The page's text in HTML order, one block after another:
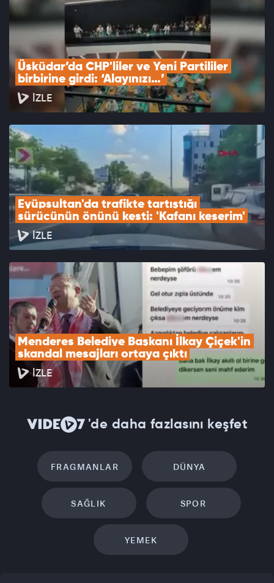
Üsküdar’da CHP'liler ve Yeni Partililer
birbirine girdi: ‘Alayınızı…’
İZLE
Eyüpsultan'da trafikte tartıştığı
sürücünün önünü kesti: 'Kafanı keserim'
İZLE
Menderes Belediye Başkanı İlkay Çiçek'in
skandal mesajları ortaya çıktı
İZLE
'de daha fazlasını keşfet
FRAGMANLAR DÜNYA
SAĞLIK SPOR
YEMEK